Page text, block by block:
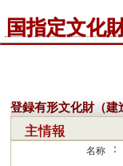
国指定文化
登録有形文化財（建
主情報
名称 ：